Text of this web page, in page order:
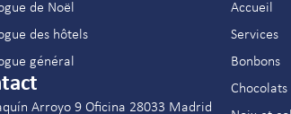
de Noël
des hôtels
général
Arroyo 9 Oficina 28033 Madrid
Accueil
Services
Bonbons
Chocolats